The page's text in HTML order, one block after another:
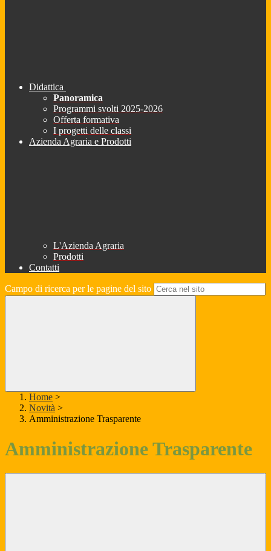
Didattica
Panoramica
Programmi svolti 2025-2026
Offerta formativa
I progetti delle classi
Azienda Agraria e Prodotti
L'Azienda Agraria
Prodotti
Contatti
Campo di ricerca per le pagine del sito
Home >
Novità >
Amministrazione Trasparente
Amministrazione Trasparente